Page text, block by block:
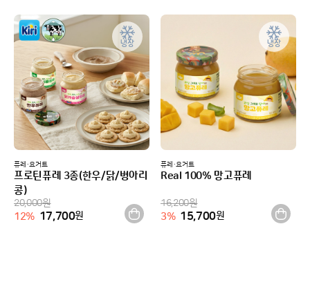
냉장
퓨레·요거트
프로틴퓨레 3종(한우/닭/병아리
콩)
20,000원
12% 17,700원
냉장
퓨레·요거트
Real 100% 망고퓨레
16,200원
3% 15,700원